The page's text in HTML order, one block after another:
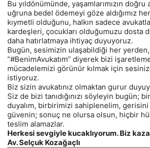
Bu yıldönümünde, yaşamlarımızın doğru
uğruna bedel ödemeyi göze aldığımız
kıymetli olduğunu, halkın sadece
kardeşleri, çocukları olduğumuzu dosta
daha hatırlatmaya ihtiyaç duyuyoruz.
Bugün, sesimizin ulaşabildiği her
“#BenimAvukatım” diyerek bizi
mücadelemizi görünür kılmak için
istiyoruz.
Biz sizin avukatınız olmaktan gurur
Siz de bizi tanıdığınızı söyleyin bugün;
duyalım, birbirimizi sahiplenelim, gerisini
güvenin; sonuç ne olursa olsun, hiçbir
teslim alamazlar.
Herkesi sevgiyle kucaklıyorum. Biz
Av. Selçuk Kozağaçlı